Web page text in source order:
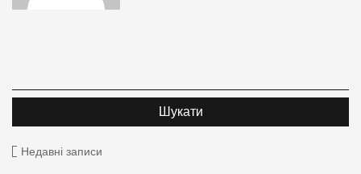
Недавні записи